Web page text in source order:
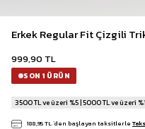
Erkek Regular Fit Çizgili
999,90 TL
SON 1 ÜRÜN
3500 TL ve üzeri %5 | 5000 TL ve üzeri
188,95 TL`den başlayan taksitlerle